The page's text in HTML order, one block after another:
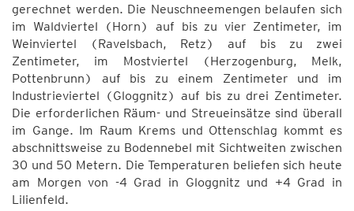
gerechnet werden. Die Neuschneemengen belaufen sich
im Waldviertel (Horn) auf bis zu vier Zentimeter, im
Weinviertel (Ravelsbach, Retz) auf bis zu zwei
Zentimeter, im Mostviertel (Herzogenburg, Melk,
Pottenbrunn) auf bis zu einem Zentimeter und im
Industrieviertel (Gloggnitz) auf bis zu drei Zentimeter.
Die erforderlichen Räum- und Streueinsätze sind überall
im Gange. Im Raum Krems und Ottenschlag kommt es
abschnittsweise zu Bodennebel mit Sichtweiten zwischen
30 und 50 Metern. Die Temperaturen beliefen sich heute
am Morgen von -4 Grad in Gloggnitz und +4 Grad in
Lilienfeld.